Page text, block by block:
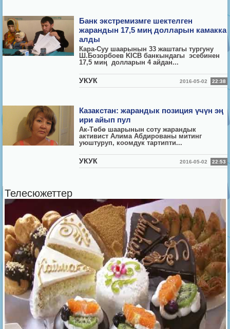
Банк экстремизмге шектелген
жарандын 17,5 миң долларын камакка
алды
Кара-Суу шаарынын 33 жаштагы тургуну
Ш.Бозорбоев KICB банкындагы эсебинен
17,5 миң долларын 4 айдан...
УКУК 2016-05-02 22:38
Казакстан: жарандык позиция үчүн эң
ири айып пул
Ак-Төбө шаарынын соту жарандык
активист Алима Абдированы митинг
уюштуруп, коомдук тартипти...
УКУК 2016-05-02 22:53
Телесюжеттер